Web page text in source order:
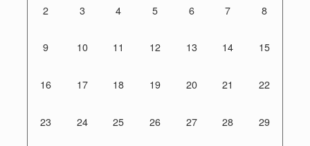
2 3 4 5 6 7 8
9 10 11 12 13 14 15
16 17 18 19 20 21 22
23 24 25 26 27 28 29